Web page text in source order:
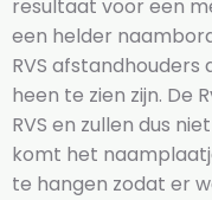
resultaat voor een
een helder
RVS
heen te zien zijn. De
RVS en zullen dus
komt het
te hangen zodat er